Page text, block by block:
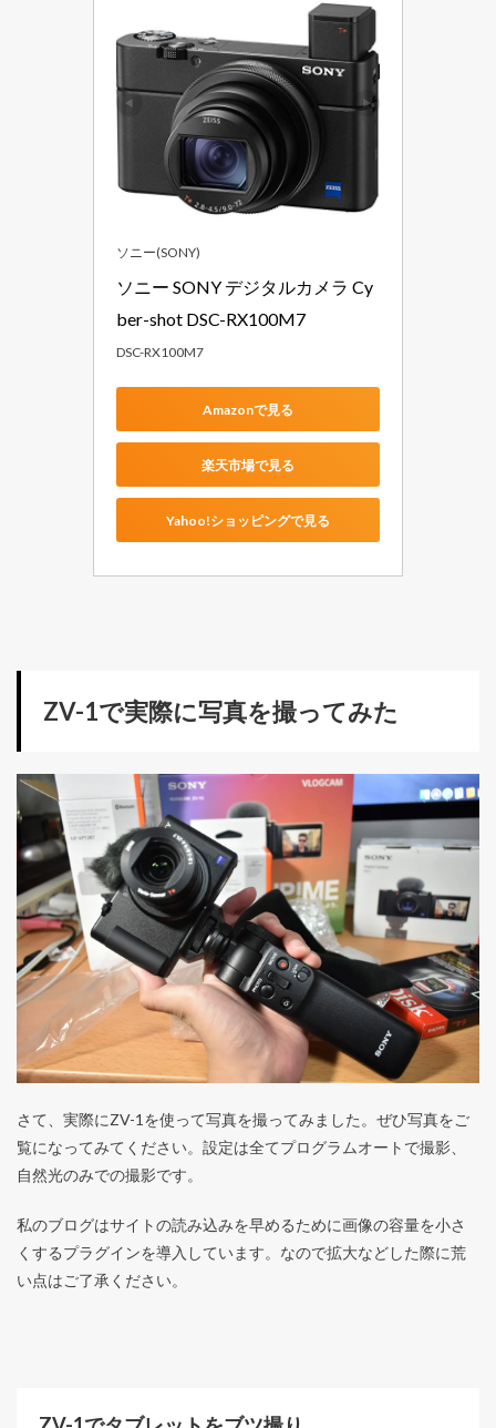
ソニー(SONY)
ソニー SONY デジタルカメラ Cy
ber-shot DSC-RX100M7
DSC-RX100M7
Amazonで見る
楽天市場で見る
Yahoo!ショッピングで見る
ZV-1で実際に写真を撮ってみた
さて、実際にZV-1を使って写真を撮ってみました。ぜひ写真をご
覧になってみてください。設定は全てプログラムオートで撮影、
自然光のみでの撮影です。
私のブログはサイトの読み込みを早めるために画像の容量を小さ
くするプラグインを導入しています。なので拡大などした際に荒
い点はご了承ください。